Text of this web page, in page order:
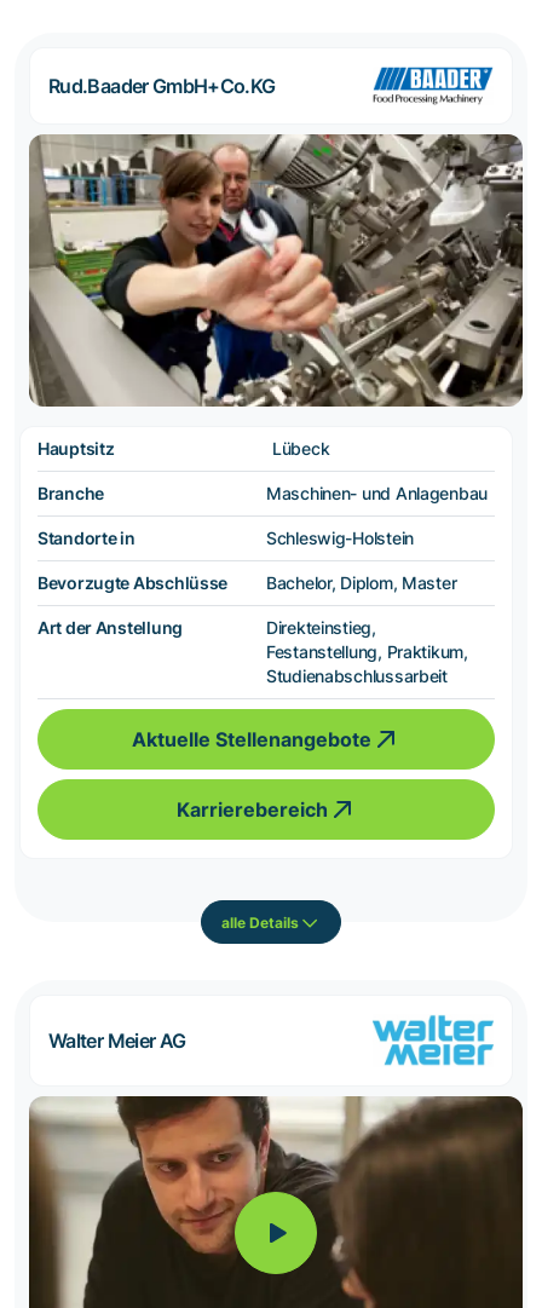
Rud.Baader GmbH+Co.KG
Hauptsitz Lübeck
Branche Maschinen- und Anlagenbau
Standorte in Schleswig-Holstein
Bevorzugte Abschlüsse Bachelor, Diplom, Master
Art der Anstellung
Direkteinstieg,
Festanstellung, Praktikum,
Studienabschlussarbeit
Aktuelle Stellenangebote
Karrierebereich
alle Details
Walter Meier AG